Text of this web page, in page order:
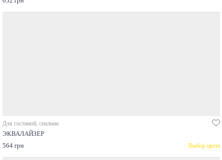
Для гостиной, спальни
ЭКВАЛАЙЗЕР
564 грн
Выбор цвета